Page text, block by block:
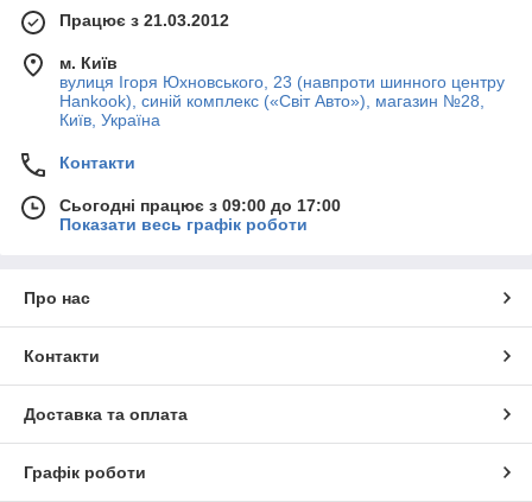
Працює з 21.03.2012
м. Київ
вулиця Ігоря Юхновського, 23 (навпроти шинного центру
Hankook), синій комплекс («Світ Авто»), магазин №28,
Київ, Україна
Контакти
Сьогодні працює з 09:00 до 17:00
Показати весь графік роботи
Про нас
Контакти
Доставка та оплата
Графік роботи